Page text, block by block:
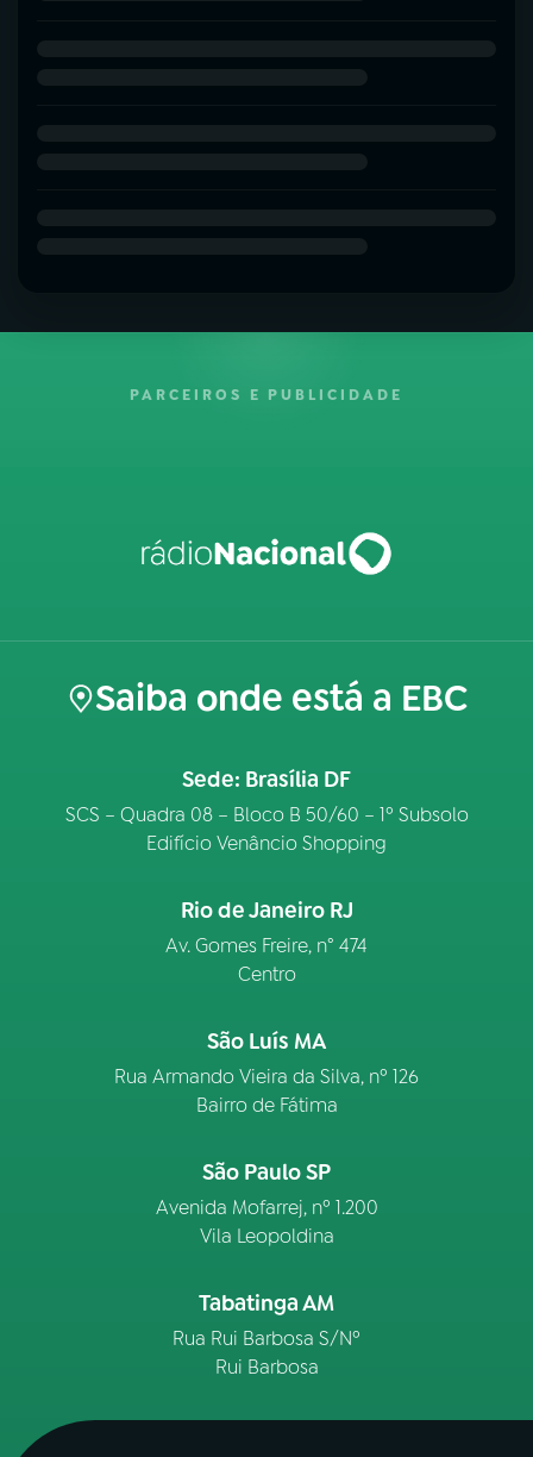
PARCEIROS E PUBLICIDADE
Saiba onde está a EBC
Sede: Brasília DF
SCS – Quadra 08 – Bloco B 50/60 – 1º Subsolo
Edifício Venâncio Shopping
Rio de Janeiro RJ
Av. Gomes Freire, n° 474
Centro
São Luís MA
Rua Armando Vieira da Silva, nº 126
Bairro de Fátima
São Paulo SP
Avenida Mofarrej, nº 1.200
Vila Leopoldina
Tabatinga AM
Rua Rui Barbosa S/Nº
Rui Barbosa